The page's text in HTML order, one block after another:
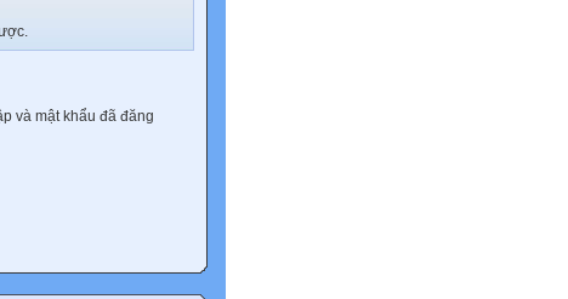
và mật khẩu đã đăng